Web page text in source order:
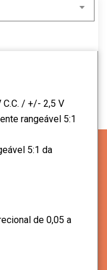
C.C. / +/- 2,5 V
rangeável 5:1
5:1 da
de 0,05 a